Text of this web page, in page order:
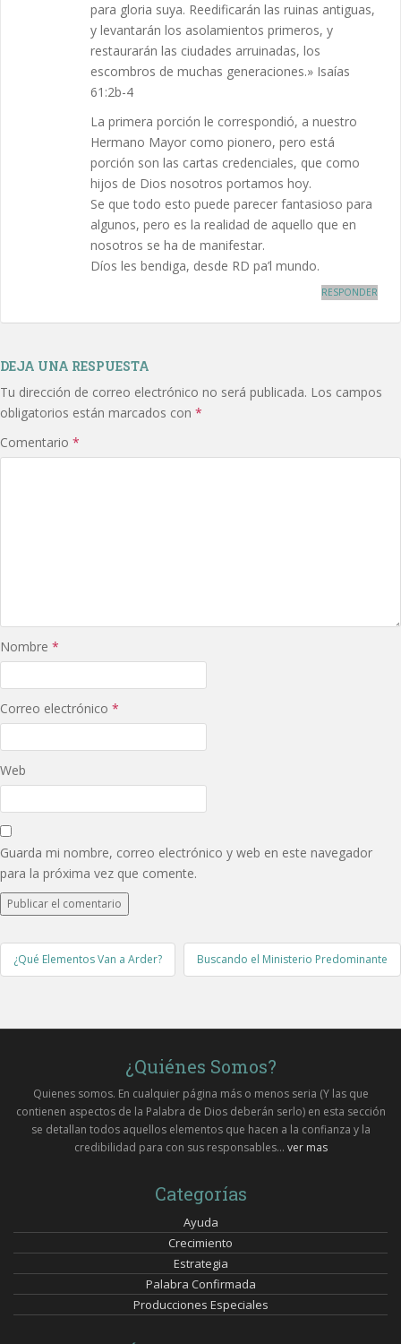
para gloria suya. Reedificarán las ruinas antiguas,
y levantarán los asolamientos primeros, y
restaurarán las ciudades arruinadas, los
escombros de muchas generaciones.» Isaías
61:2b-4
La primera porción le correspondió, a nuestro
Hermano Mayor como pionero, pero está
porción son las cartas credenciales, que como
hijos de Dios nosotros portamos hoy.
Se que todo esto puede parecer fantasioso para
algunos, pero es la realidad de aquello que en
nosotros se ha de manifestar.
Díos les bendiga, desde RD pa’l mundo.
RESPONDER
DEJA UNA RESPUESTA
Tu dirección de correo electrónico no será publicada. Los campos
obligatorios están marcados con *
Comentario *
Nombre *
Correo electrónico *
Web
Guarda mi nombre, correo electrónico y web en este navegador
para la próxima vez que comente.
Post
navigation
¿Qué Elementos Van a Arder? Buscando el Ministerio Predominante
¿Quiénes Somos?
Quienes somos. En cualquier página más o menos seria (Y las que
contienen aspectos de la Palabra de Dios deberán serlo) en esta sección
se detallan todos aquellos elementos que hacen a la confianza y la
credibilidad para con sus responsables... ver mas
Categorías
Ayuda
Crecimiento
Estrategia
Palabra Confirmada
Producciones Especiales